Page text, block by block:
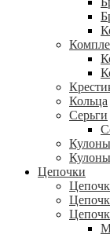
Кольца
Серьги
Цепочки